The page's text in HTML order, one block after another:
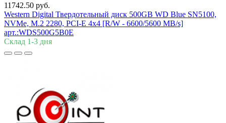
11742.50 руб.
Western Digital Твердотельный диск 500GB WD Blue SN5100,
NVMe, M.2 2280, PCI-E 4x4 [R/W - 6600/5600 MB/s]
арт.:WDS500G5B0E
Склад 1-3 дня